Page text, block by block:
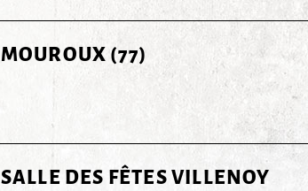
MOUROUX (77)
SALLE DES FÊTES VILLENOY